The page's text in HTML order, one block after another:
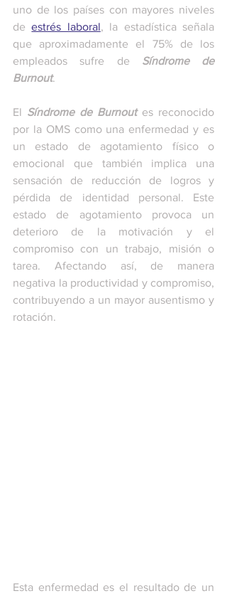
uno de los países con mayores niveles
de estrés laboral, la estadística señala
que aproximadamente el 75% de los
empleados sufre de Síndrome de
Burnout.
El Síndrome de Burnout es reconocido
por la OMS como una enfermedad y es
un estado de agotamiento físico o
emocional que también implica una
sensación de reducción de logros y
pérdida de identidad personal. Este
estado de agotamiento provoca un
deterioro de la motivación y el
compromiso con un trabajo, misión o
tarea. Afectando así, de manera
negativa la productividad y compromiso,
contribuyendo a un mayor ausentismo y
rotación.
Esta enfermedad es el resultado de un